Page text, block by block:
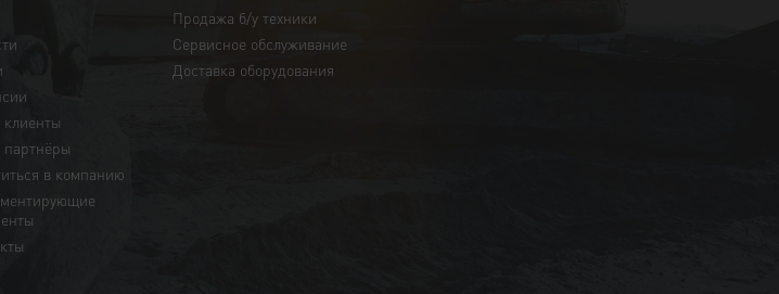
в компанию
Продажа б/у техники
Сервисное обслуживание
Доставка оборудования